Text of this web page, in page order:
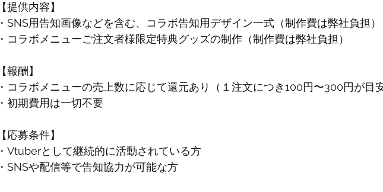
【提供内容】
・SNS用告知画像などを含む、コラボ告知用デザイン一式（制作費は弊社負担）
・コラボメニューご注文者様限定特典グッズの制作（制作費は弊社負担）
【報酬】
・コラボメニューの売上数に応じて還元あり（１注文につき100円〜300円が目安
・初期費用は一切不要
【応募条件】
・Vtuberとして継続的に活動されている方
・SNSや配信等で告知協力が可能な方